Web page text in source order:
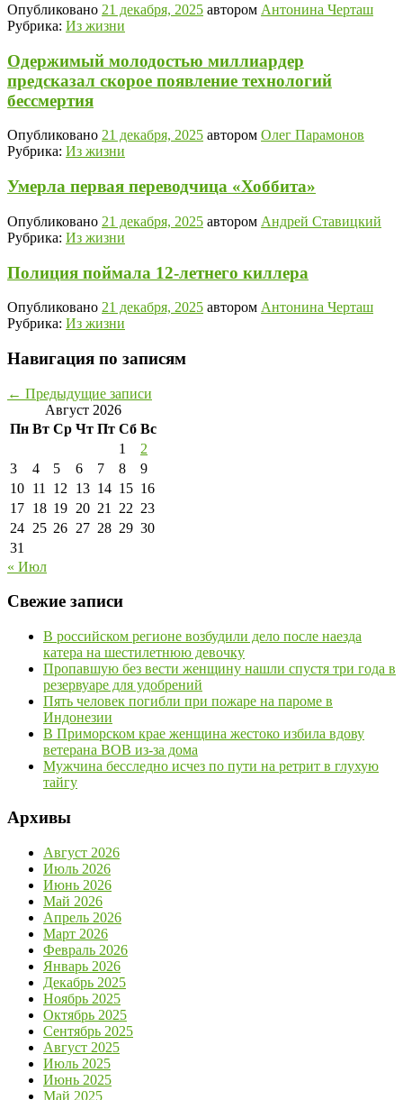
Опубликовано 21 декабря, 2025 автором Антонина Черташ
Рубрика: Из жизни
Одержимый молодостью миллиардер
предсказал скорое появление технологий
бессмертия
Опубликовано 21 декабря, 2025 автором Олег Парамонов
Рубрика: Из жизни
Умерла первая переводчица «Хоббита»
Опубликовано 21 декабря, 2025 автором Андрей Ставицкий
Рубрика: Из жизни
Полиция поймала 12-летнего киллера
Опубликовано 21 декабря, 2025 автором Антонина Черташ
Рубрика: Из жизни
Навигация по записям
← Предыдущие записи
Август 2026
Пн Вт Ср Чт Пт Сб Вс
1
2
3
4 5 6 7 8
9
10 11 12 13 14 15 16
17 18 19 20 21 22 23
24 25 26 27 28 29 30
31
« Июл
Свежие записи
В российском регионе возбудили дело после наезда
катера на шестилетнюю девочку
Пропавшую без вести женщину нашли спустя три года в
резервуаре для удобрений
Пять человек погибли при пожаре на пароме в
Индонезии
В Приморском крае женщина жестоко избила вдову
ветерана ВОВ из-за дома
Мужчина бесследно исчез по пути на ретрит в глухую
тайгу
Архивы
Август 2026
Июль 2026
Июнь 2026
Май 2026
Апрель 2026
Март 2026
Февраль 2026
Январь 2026
Декабрь 2025
Ноябрь 2025
Октябрь 2025
Сентябрь 2025
Август 2025
Июль 2025
Июнь 2025
Май 2025